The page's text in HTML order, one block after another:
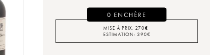
0 ENCHÈRE
MISE À PRIX: 270€
ESTIMATION: 390€